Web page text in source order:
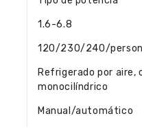
1.6-6.8
120/230/240/
Refrigerado por aire,
monocilíndrico
Manual/automático